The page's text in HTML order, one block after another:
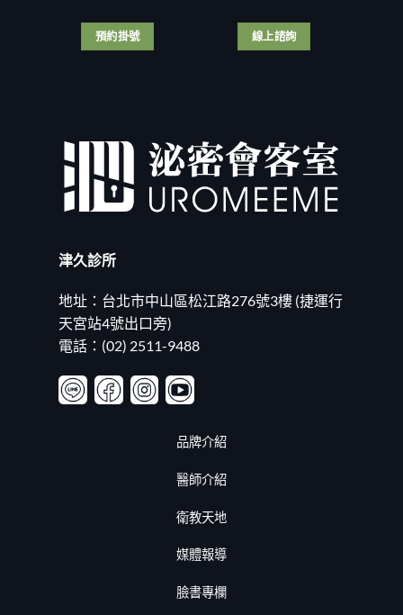
津久診所
地址：台北市中山區松江路276號3樓 (捷運行
天宮站4號出口旁)
電話：(02) 2511-9488
品牌介紹
醫師介紹
衛教天地
媒體報導
臉書專欄
預約掛號 線上諮詢